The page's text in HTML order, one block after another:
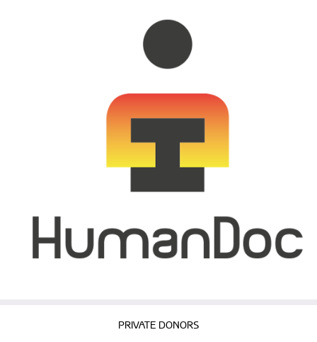
PRIVATE DONORS